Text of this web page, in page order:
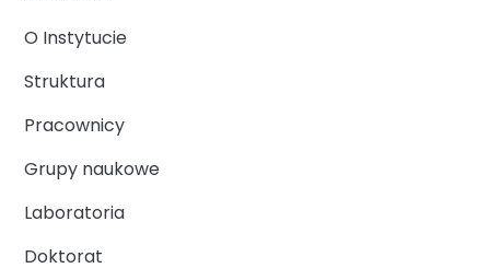
O Instytucie
Struktura
Pracownicy
Grupy naukowe
Laboratoria
Doktorat